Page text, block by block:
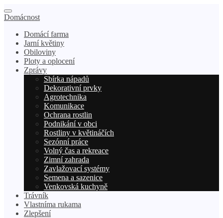
Domácnost
Domácí farma
Jarní květiny
Obiloviny
Ploty a oplocení
Zprávy
Sbírka nápadů
Dekorativní prvky
Agrotechnika
Komunikace
Ochrana rostlin
Podnikání v obci
Rostliny v květináčích
Sezónní práce
Volný čas a rekreace
Zimní zahrada
Zavlažovací systémy
Semena a sazenice
Venkovská kuchyně
Trávník
Vlastníma rukama
Zlepšení